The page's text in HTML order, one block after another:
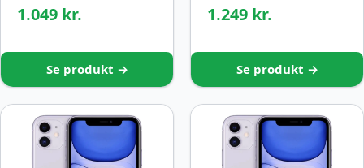
1.049 kr.
Se produkt →
1.249 kr.
Se produkt →